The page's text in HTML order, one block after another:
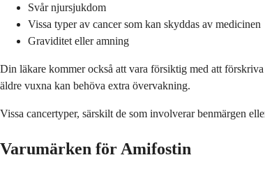
Svår njursjukdom
Vissa typer av cancer som kan skyddas av medicinen
Graviditet eller amning
Din läkare kommer också att vara försiktig med att
äldre vuxna kan behöva extra övervakning.
Vissa cancertyper, särskilt de som involverar benmärgen
Varumärken för Amifostin